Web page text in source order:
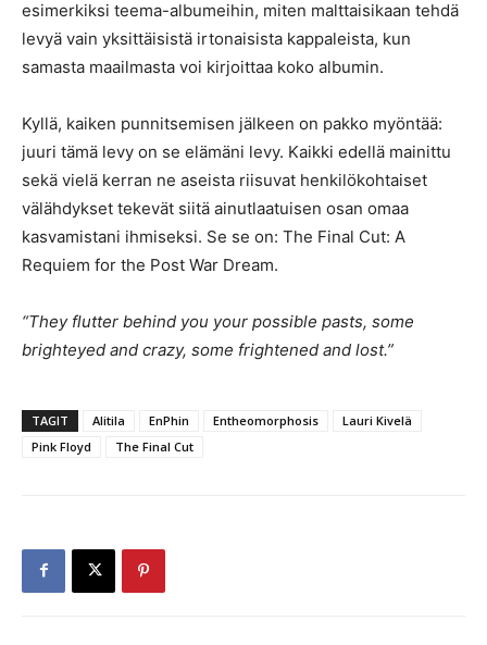
esimerkiksi teema-albumeihin, miten malttaisikaan tehdä
levyä vain yksittäisistä irtonaisista kappaleista, kun
samasta maailmasta voi kirjoittaa koko albumin.
Kyllä, kaiken punnitsemisen jälkeen on pakko myöntää:
juuri tämä levy on se elämäni levy. Kaikki edellä mainittu
sekä vielä kerran ne aseista riisuvat henkilökohtaiset
välähdykset tekevät siitä ainutlaatuisen osan omaa
kasvamistani ihmiseksi. Se se on: The Final Cut: A
Requiem for the Post War Dream.
“They flutter behind you your possible pasts, some
brighteyed and crazy, some frightened and lost.”
TAGIT Alitila EnPhin Entheomorphosis
Lauri Kivelä
Pink Floyd
The Final Cut